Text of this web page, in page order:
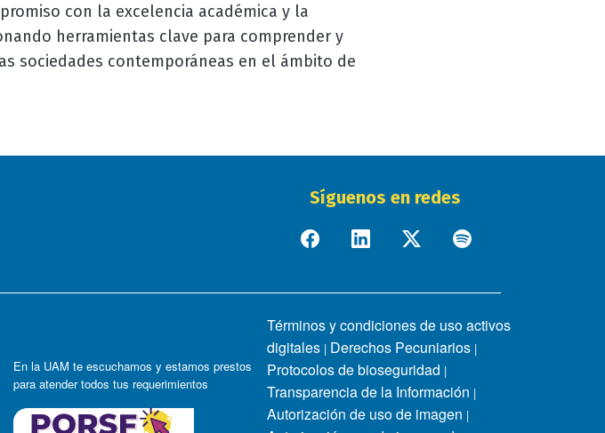
con la excelencia académica y la
herramientas clave para comprender y
sociedades contemporáneas en el ámbito de
Síguenos en redes
En la UAM te escuchamos y estamos prestos
para atender todos tus requerimientos
Términos y condiciones de uso activos
digitales | Derechos Pecuniarios |
Protocolos de bioseguridad |
Transparencia de la Información |
Autorización de uso de imagen |